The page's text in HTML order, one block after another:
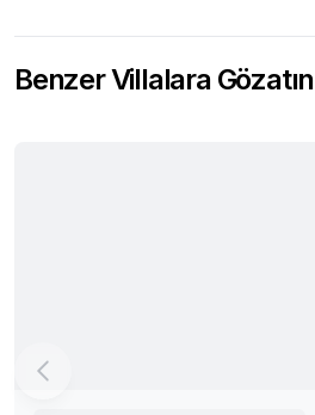
Benzer Villalara Gözatın